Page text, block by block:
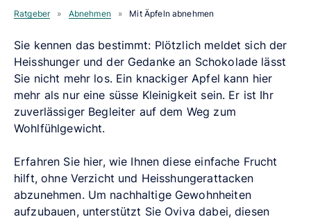
Ratgeber » Abnehmen » Mit Äpfeln abnehmen
Sie kennen das bestimmt: Plötzlich meldet sich der
Heisshunger und der Gedanke an Schokolade lässt
Sie nicht mehr los. Ein knackiger Apfel kann hier
mehr als nur eine süsse Kleinigkeit sein. Er ist Ihr
zuverlässiger Begleiter auf dem Weg zum
Wohlfühlgewicht.
Erfahren Sie hier, wie Ihnen diese einfache Frucht
hilft, ohne Verzicht und Heisshungerattacken
abzunehmen. Um nachhaltige Gewohnheiten
aufzubauen, unterstützt Sie Oviva dabei, diesen